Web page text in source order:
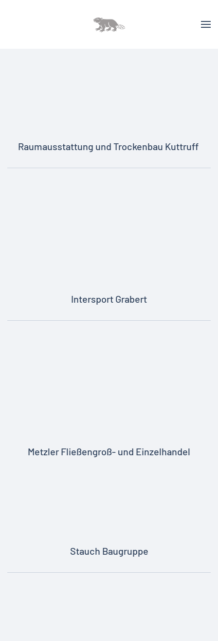
Raumausstattung und Trockenbau Kuttruff
Intersport Grabert
Metzler Fließengroß- und Einzelhandel
Stauch Baugruppe